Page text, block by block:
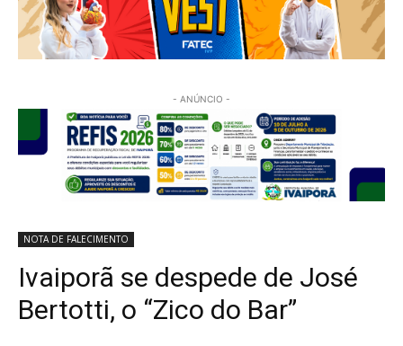
- ANÚNCIO -
NOTA DE FALECIMENTO
Ivaiporã se despede de José
Bertotti, o “Zico do Bar”